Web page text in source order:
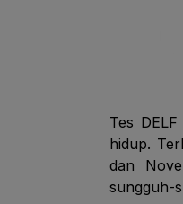
Tes
hidup.
dan
sungguh-